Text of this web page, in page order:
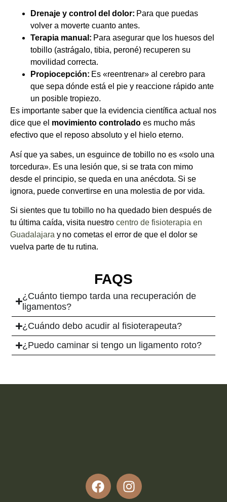
Drenaje y control del dolor: Para que puedas
volver a moverte cuanto antes.
Terapia manual: Para asegurar que los huesos del
tobillo (astrágalo, tibia, peroné) recuperen su
movilidad correcta.
Propiocepción: Es «reentrenar» al cerebro para
que sepa dónde está el pie y reaccione rápido ante
un posible tropiezo.
Es importante saber que la evidencia científica actual nos
dice que el movimiento controlado es mucho más
efectivo que el reposo absoluto y el hielo eterno.
Así que ya sabes, un esguince de tobillo no es «solo una
torcedura». Es una lesión que, si se trata con mimo
desde el principio, se queda en una anécdota. Si se
ignora, puede convertirse en una molestia de por vida.
Si sientes que tu tobillo no ha quedado bien después de
tu última caída, visita nuestro centro de fisioterapia en
Guadalajara y no cometas el error de que el dolor se
vuelva parte de tu rutina.
FAQS
¿Cuánto tiempo tarda una recuperación de
ligamentos?
¿Cuándo debo acudir al fisioterapeuta?
¿Puedo caminar si tengo un ligamento roto?